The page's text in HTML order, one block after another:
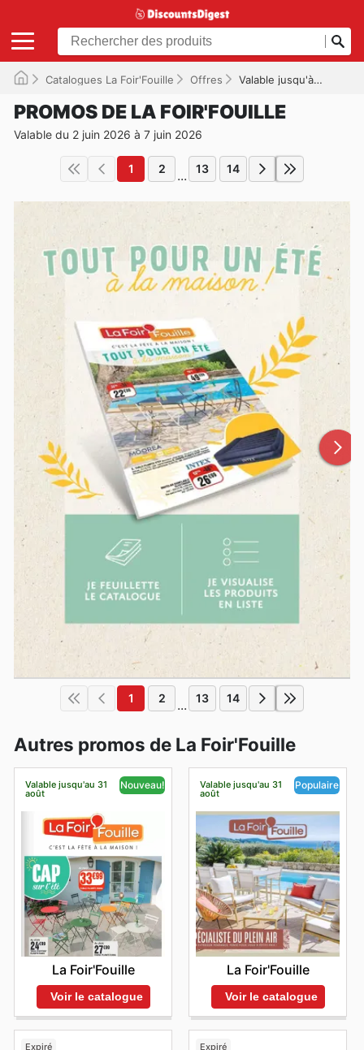
Catalogues La Foir'Fouille Offres Valable jusqu'à 07/06/2026
PROMOS DE LA FOIR'FOUILLE
Valable du 2 juin 2026 à 7 juin 2026
1 2 ... 13 14
1 2 ... 13 14
Autres promos de La Foir'Fouille
Valable jusqu'au 31
août
Nouveau!
La Foir'Fouille
Voir le catalogue
Valable jusqu'au 31
août
Populaire
La Foir'Fouille
Voir le catalogue
Expiré Expiré